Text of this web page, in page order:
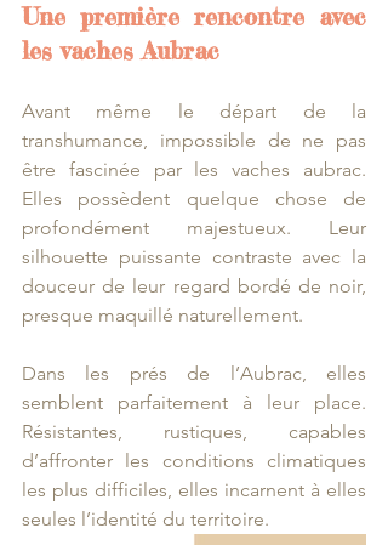
Une première rencontre avec
les vaches Aubrac
Avant même le départ de la
transhumance, impossible de ne pas
être fascinée par les vaches aubrac.
Elles possèdent quelque chose de
profondément majestueux. Leur
silhouette puissante contraste avec la
douceur de leur regard bordé de noir,
presque maquillé naturellement.
Dans les prés de l’Aubrac, elles
semblent parfaitement à leur place.
Résistantes, rustiques, capables
d’affronter les conditions climatiques
les plus difficiles, elles incarnent à elles
seules l’identité du territoire.